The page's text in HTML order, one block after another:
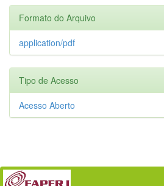
Formato do Arquivo
application/pdf
Tipo de Acesso
Acesso Aberto